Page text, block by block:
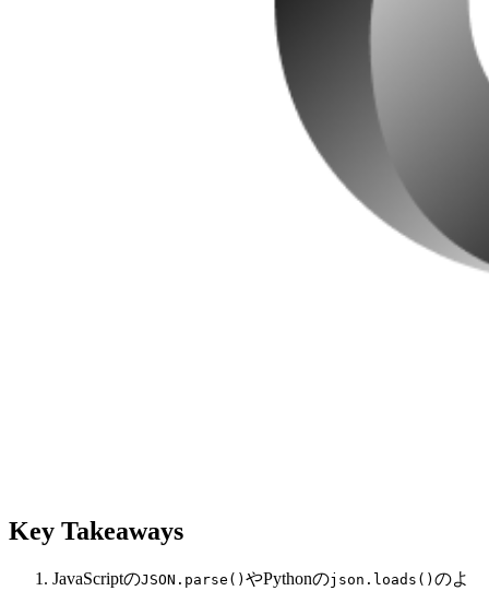
Key Takeaways
JavaScriptのJSON.parse() やPythonのjson.loads() のよ